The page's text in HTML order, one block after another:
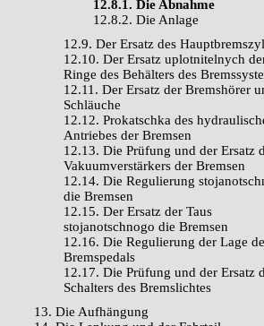
12.8.1. Die Abnahme
12.8.2. Die Anlage
12.9. Der Ersatz des
12.10. Der Ersatz uplotnitelnych
Ringe des Behälters des
12.11. Der Ersatz der Bremshörer
Schläuche
12.12. Prokatschka des
Antriebes der Bremsen
12.13. Die Prüfung und der Ersatz
Vakuumverstärkers der Bremsen
12.14. Die Regulierung
die Bremsen
12.15. Der Ersatz der Taus
stojanotschnogo die Bremsen
12.16. Die Regulierung der Lage
Bremspedals
12.17. Die Prüfung und der Ersatz
Schalters des Bremslichtes
13. Die Aufhängung